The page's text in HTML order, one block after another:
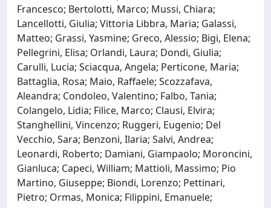
Francesco; Bertolotti, Marco; Mussi, Chiara;
Lancellotti, Giulia; Vittoria Libbra, Maria; Galassi,
Matteo; Grassi, Yasmine; Greco, Alessio; Bigi, Elena;
Pellegrini, Elisa; Orlandi, Laura; Dondi, Giulia;
Carulli, Lucia; Sciacqua, Angela; Perticone, Maria;
Battaglia, Rosa; Maio, Raffaele; Scozzafava,
Aleandra; Condoleo, Valentino; Falbo, Tania;
Colangelo, Lidia; Filice, Marco; Clausi, Elvira;
Stanghellini, Vincenzo; Ruggeri, Eugenio; Del
Vecchio, Sara; Benzoni, Ilaria; Salvi, Andrea;
Leonardi, Roberto; Damiani, Giampaolo; Moroncini,
Gianluca; Capeci, William; Mattioli, Massimo; Pio
Martino, Giuseppe; Biondi, Lorenzo; Pettinari,
Pietro; Ormas, Monica; Filippini, Emanuele;